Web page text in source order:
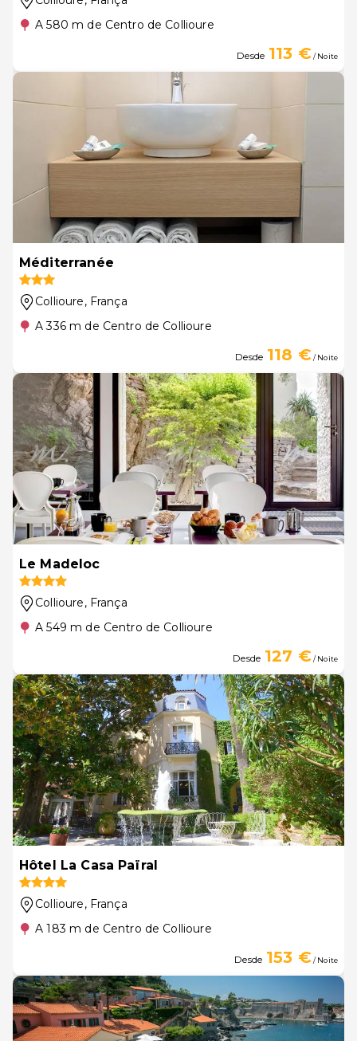
A 580 m de Centro de Collioure
Desde 113 €/ Noite
Méditerranée
Collioure, França
A 336 m de Centro de Collioure
Desde 118 €/ Noite
Le Madeloc
Collioure, França
A 549 m de Centro de Collioure
Desde 127 €/ Noite
Hôtel La Casa Païral
Collioure, França
A 183 m de Centro de Collioure
Desde 153 €/ Noite